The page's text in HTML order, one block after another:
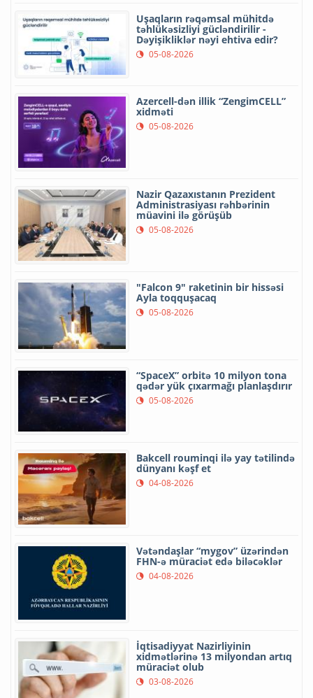
Uşaqların rəqəmsal mühitdə
təhlükəsizliyi gücləndirilir -
Dəyişikliklər nəyi ehtiva edir?
05-08-2026
Azercell-dən illik “ZengimCELL”
xidməti
05-08-2026
Nazir Qazaxıstanın Prezident
Administrasiyası rəhbərinin
müavini ilə görüşüb
05-08-2026
"Falcon 9" raketinin bir hissəsi
Ayla toqquşacaq
05-08-2026
“SpaceX” orbitə 10 milyon tona
qədər yük çıxarmağı planlaşdırır
05-08-2026
Bakcell rouminqi ilə yay tətilində
dünyanı kəşf et
04-08-2026
Vətəndaşlar “mygov” üzərindən
FHN-ə müraciət edə biləcəklər
04-08-2026
İqtisadiyyat Nazirliyinin
xidmətlərinə 13 milyondan artıq
müraciət olub
03-08-2026